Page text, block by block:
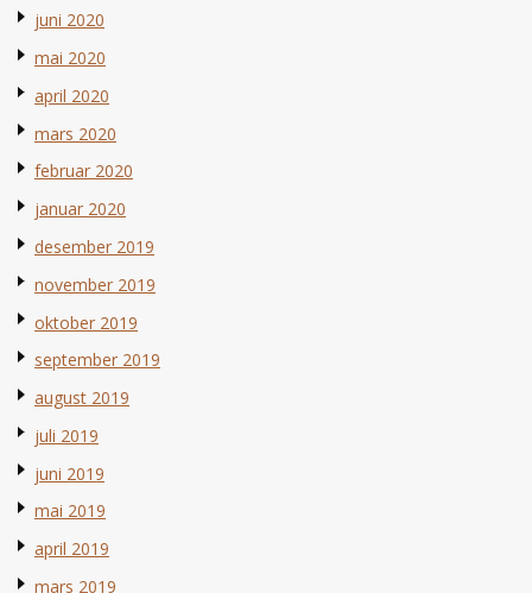
juni 2020
mai 2020
april 2020
mars 2020
februar 2020
januar 2020
desember 2019
november 2019
oktober 2019
september 2019
august 2019
juli 2019
juni 2019
mai 2019
april 2019
mars 2019